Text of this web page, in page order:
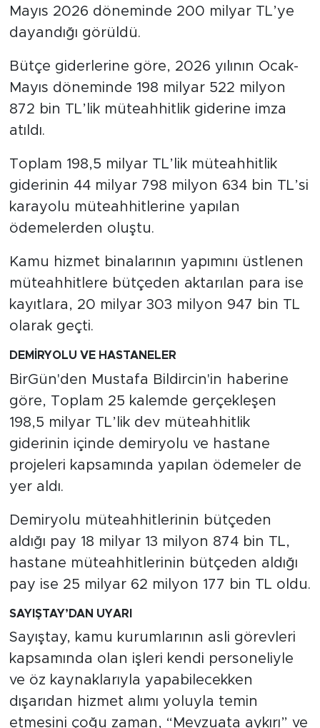
Mayıs 2026 döneminde 200 milyar TL’ye
dayandığı görüldü.
Bütçe giderlerine göre, 2026 yılının Ocak-
Mayıs döneminde 198 milyar 522 milyon
872 bin TL’lik müteahhitlik giderine imza
atıldı.
Toplam 198,5 milyar TL’lik müteahhitlik
giderinin 44 milyar 798 milyon 634 bin TL’si
karayolu müteahhitlerine yapılan
ödemelerden oluştu.
Kamu hizmet binalarının yapımını üstlenen
müteahhitlere bütçeden aktarılan para ise
kayıtlara, 20 milyar 303 milyon 947 bin TL
olarak geçti.
DEMİRYOLU VE HASTANELER
BirGün'den Mustafa Bildircin'in haberine
göre, Toplam 25 kalemde gerçekleşen
198,5 milyar TL’lik dev müteahhitlik
giderinin içinde demiryolu ve hastane
projeleri kapsamında yapılan ödemeler de
yer aldı.
Demiryolu müteahhitlerinin bütçeden
aldığı pay 18 milyar 13 milyon 874 bin TL,
hastane müteahhitlerinin bütçeden aldığı
pay ise 25 milyar 62 milyon 177 bin TL oldu.
SAYIŞTAY’DAN UYARI
Sayıştay, kamu kurumlarının asli görevleri
kapsamında olan işleri kendi personeliyle
ve öz kaynaklarıyla yapabilecekken
dışarıdan hizmet alımı yoluyla temin
etmesini çoğu zaman, “Mevzuata aykırı” ve